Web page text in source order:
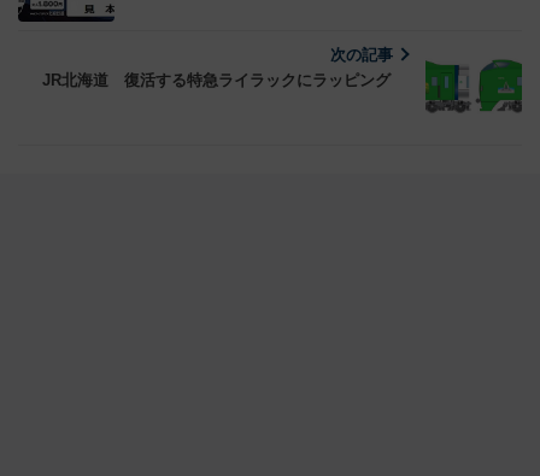
次の記事
JR北海道 復活する特急ライラックにラッピング